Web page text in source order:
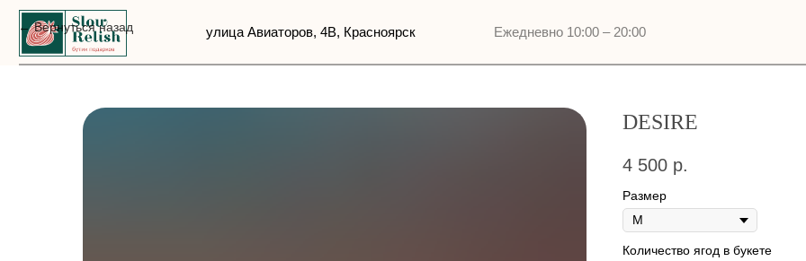
Вернуться назад
DESIRE
4 500 р.
Размер
Количество ягод в букете
улица Авиаторов, 4В, Красноярск Ежедневно 10:00 – 20:00